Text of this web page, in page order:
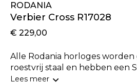
RODANIA
Verbier Cross R17028
€ 229,00
Alle Rodania horloges
roestvrij staal en hebben een
gangwerk, een krasbestendig
Lees meer